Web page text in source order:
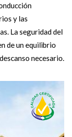
y las
La seguridad del
de un equilibrio
necesario.